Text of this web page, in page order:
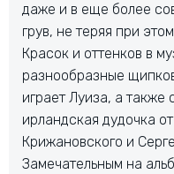
даже и в еще более
грув, не теряя при
Красок и оттенков в
разнообразные
играет Луиза, а также
ирландская дудочка
Крижановского и
Замечательным на